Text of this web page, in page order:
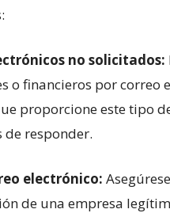
no solicitados:
o financieros por ⁤correo
proporcione este tipo
responder.
electrónico:
de​ una empresa